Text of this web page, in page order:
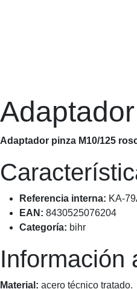
Adaptador
Adaptador pinza M10/125
Referencia interna:
EAN: 8430525076204